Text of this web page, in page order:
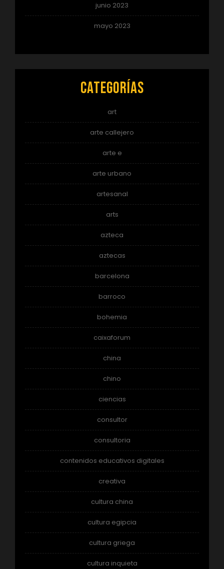
junio 2023
mayo 2023
Categorías
art
arte callejero
arte e
arte urbano
artesanal
arts
azteca
aztecas
barcelona
barroco
bohemia
caixaforum
china
chino
ciencias
consultor
consultoria
contenidos educativos digitales
creativa
cultura china
cultura egipcia
cultura griega
cultura inquieta